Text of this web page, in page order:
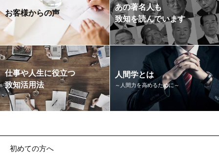
お客様からの声
あの著名人も
致知を読んでいます
仕事や人生に役立つ
致知活用法
人間学とは
～人間力を高めるために～
初めての方へ